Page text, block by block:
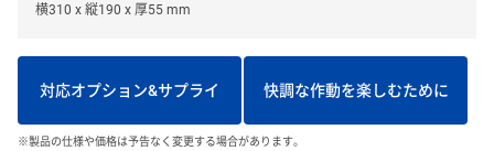
横310 x 縦190 x 厚55 mm
対応オプション&サプライ 快調な作動を楽しむために
※製品の仕様や価格は予告なく変更する場合があります。